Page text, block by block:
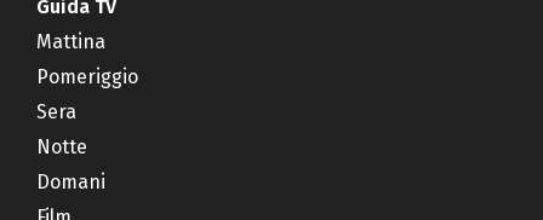
Guida TV
Mattina
Pomeriggio
Sera
Notte
Domani